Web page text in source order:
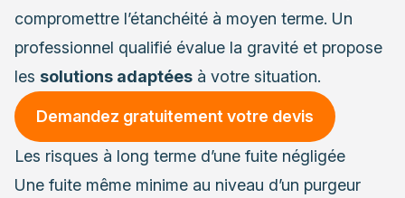
compromettre l’étanchéité à moyen terme. Un
professionnel qualifié évalue la gravité et propose
les solutions adaptées à votre situation.
Demandez gratuitement votre devis
Les risques à long terme d’une fuite négligée
Une fuite même minime au niveau d’un purgeur